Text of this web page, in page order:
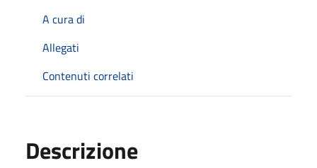
A cura di
Allegati
Contenuti correlati
Descrizione